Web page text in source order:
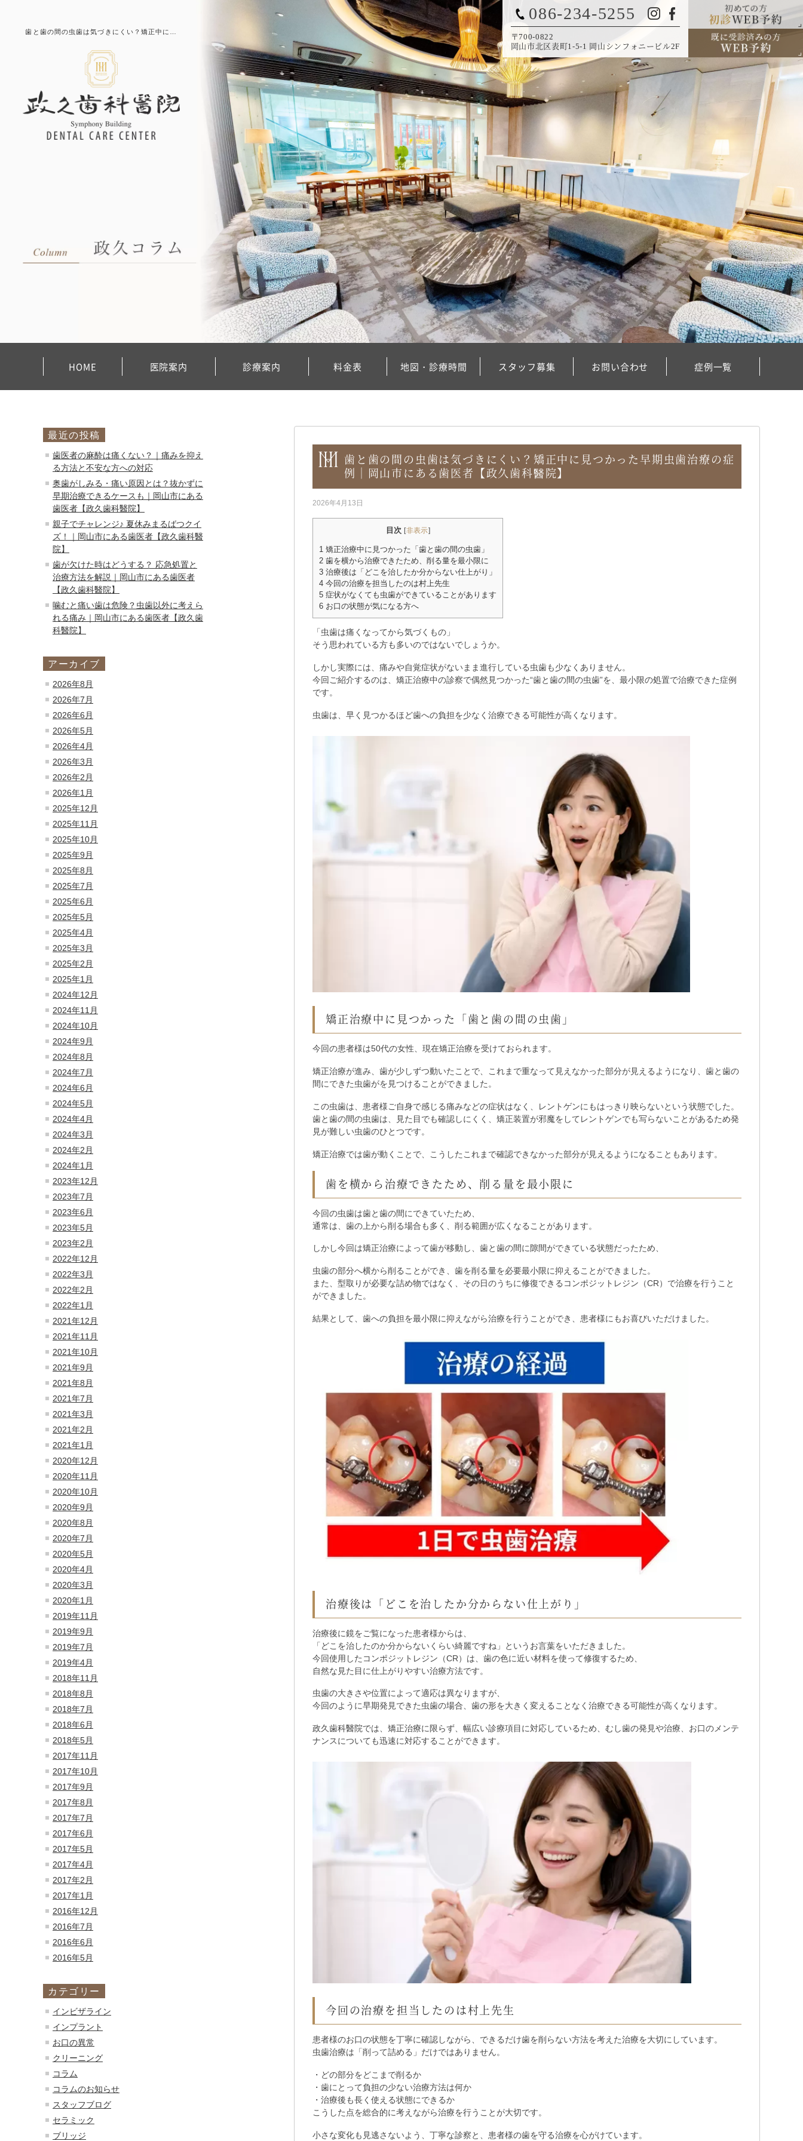
歯と歯の間の虫歯は気づきにくい？矯正中に…
086-234-5255
〒700-0822
岡山市北区表町1-5-1 岡山シンフォニービル2F
HOME 医院案内 診療案内 料金表 地図・診療時間 スタッフ募集 お問い合わせ 症例一覧
最近の投稿
歯医者の麻酔は痛くない？｜痛みを抑え
る方法と不安な方への対応
奥歯がしみる・痛い原因とは？抜かずに
早期治療できるケースも｜岡山市にある
歯医者【政久歯科醫院】
親子でチャレンジ♪ 夏休みまるばつクイ
ズ！｜岡山市にある歯医者【政久歯科醫
院】
歯が欠けた時はどうする？ 応急処置と
治療方法を解説｜岡山市にある歯医者
【政久歯科醫院】
噛むと痛い歯は危険？虫歯以外に考えら
れる痛み｜岡山市にある歯医者【政久歯
科醫院】
アーカイブ
2026年8月
2026年7月
2026年6月
2026年5月
2026年4月
2026年3月
2026年2月
2026年1月
2025年12月
2025年11月
2025年10月
2025年9月
2025年8月
2025年7月
2025年6月
2025年5月
2025年4月
2025年3月
2025年2月
2025年1月
2024年12月
2024年11月
2024年10月
2024年9月
2024年8月
2024年7月
2024年6月
2024年5月
2024年4月
2024年3月
2024年2月
2024年1月
2023年12月
2023年7月
2023年6月
2023年5月
2023年2月
2022年12月
2022年3月
2022年2月
2022年1月
2021年12月
2021年11月
2021年10月
2021年9月
2021年8月
2021年7月
2021年3月
2021年2月
2021年1月
2020年12月
2020年11月
2020年10月
2020年9月
2020年8月
2020年7月
2020年5月
2020年4月
2020年3月
2020年1月
2019年11月
2019年9月
2019年7月
2019年4月
2018年11月
2018年8月
2018年7月
2018年6月
2018年5月
2017年11月
2017年10月
2017年9月
2017年8月
2017年7月
2017年6月
2017年5月
2017年4月
2017年2月
2017年1月
2016年12月
2016年7月
2016年6月
2016年5月
カテゴリー
インビザライン
インプラント
お口の異常
クリーニング
コラム
コラムのお知らせ
スタッフブログ
セラミック
ブリッジ
歯と歯の間の虫歯は気づきにくい？矯正中に見つかった早期虫歯治療の症
例｜岡山市にある歯医者【政久歯科醫院】
2026年4月13日
目次 [非表示]
1 矯正治療中に見つかった「歯と歯の間の虫歯」
2 歯を横から治療できたため、削る量を最小限に
3 治療後は「どこを治したか分からない仕上がり」
4 今回の治療を担当したのは村上先生
5 症状がなくても虫歯ができていることがあります
6 お口の状態が気になる方へ
「虫歯は痛くなってから気づくもの」
そう思われている方も多いのではないでしょうか。
しかし実際には、痛みや自覚症状がないまま進行している虫歯も少なくありません。
今回ご紹介するのは、矯正治療中の診察で偶然見つかった“歯と歯の間の虫歯”を、最小限の処置で治療できた症例
です。
虫歯は、早く見つかるほど歯への負担を少なく治療できる可能性が高くなります。
矯正治療中に見つかった「歯と歯の間の虫歯」
今回の患者様は50代の女性、現在矯正治療を受けておられます。
矯正治療が進み、歯が少しずつ動いたことで、これまで重なって見えなかった部分が見えるようになり、歯と歯の
間にできた虫歯がを見つけることができました。
この虫歯は、患者様ご自身で感じる痛みなどの症状はなく、レントゲンにもはっきり映らないという状態でした。
歯と歯の間の虫歯は、見た目でも確認しにくく、矯正装置が邪魔をしてレントゲンでも写らないことがあるため発
見が難しい虫歯のひとつです。
矯正治療では歯が動くことで、こうしたこれまで確認できなかった部分が見えるようになることもあります。
歯を横から治療できたため、削る量を最小限に
今回の虫歯は歯と歯の間にできていたため、
通常は、歯の上から削る場合も多く、削る範囲が広くなることがあります。
しかし今回は矯正治療によって歯が移動し、歯と歯の間に隙間ができている状態だったため、
虫歯の部分へ横から削ることができ、歯を削る量を必要最小限に抑えることができました。
また、型取りが必要な詰め物ではなく、その日のうちに修復できるコンポジットレジン（CR）で治療を行うこと
ができました。
結果として、歯への負担を最小限に抑えながら治療を行うことができ、患者様にもお喜びいただけました。
治療後は「どこを治したか分からない仕上がり」
治療後に鏡をご覧になった患者様からは、
「どこを治したのか分からないくらい綺麗ですね」というお言葉をいただきました。
今回使用したコンポジットレジン（CR）は、歯の色に近い材料を使って修復するため、
自然な見た目に仕上がりやすい治療方法です。
虫歯の大きさや位置によって適応は異なりますが、
今回のように早期発見できた虫歯の場合、歯の形を大きく変えることなく治療できる可能性が高くなります。
政久歯科醫院では、矯正治療に限らず、幅広い診療項目に対応しているため、むし歯の発見や治療、お口のメンテ
ナンスについても迅速に対応することができます。
今回の治療を担当したのは村上先生
患者様のお口の状態を丁寧に確認しながら、できるだけ歯を削らない方法を考えた治療を大切にしています。
虫歯治療は「削って詰める」だけではありません。
・どの部分をどこまで削るか
・歯にとって負担の少ない治療方法は何か
・治療後も長く使える状態にできるか
こうした点を総合的に考えながら治療を行うことが大切です。
小さな変化も見逃さないよう、丁寧な診察と、患者様の歯を守る治療を心がけています。